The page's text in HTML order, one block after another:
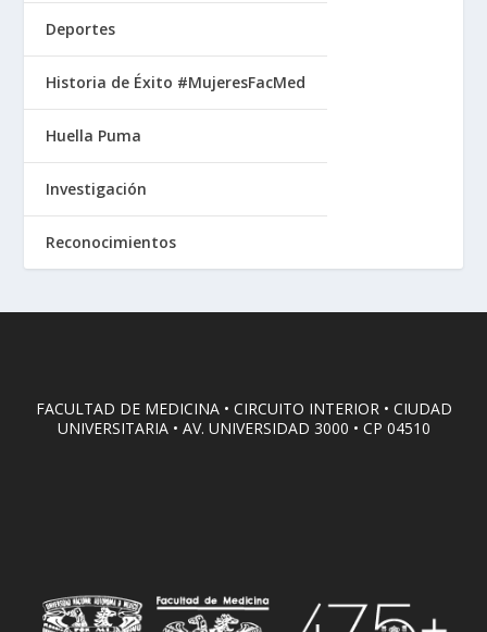
Deportes
Historia de Éxito #MujeresFacMed
Huella Puma
Investigación
Reconocimientos
FACULTAD DE MEDICINA • CIRCUITO INTERIOR • CIUDAD
UNIVERSITARIA • AV. UNIVERSIDAD 3000 • CP 04510